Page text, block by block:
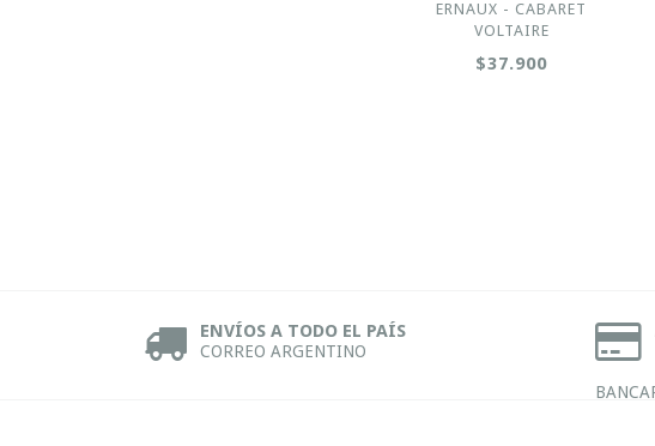
ERNAUX - CABARET
VOLTAIRE
$37.900
ENVÍOS A TODO EL PAÍS
CORREO ARGENTINO